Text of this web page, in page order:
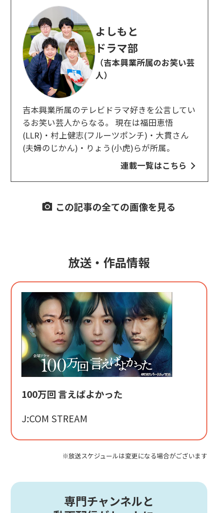
よしもと
ドラマ部
（吉本興業所属のお笑い芸
人）
吉本興業所属のテレビドラマ好きを公言してい
るお笑い芸人からなる。 現在は福田恵悟
(LLR)・村上健志(フルーツポンチ)・大貫さん
(夫婦のじかん)・りょう(小虎)らが所属。
連載一覧はこちら
この記事の全ての画像を見る
放送・作品情報
100万回 言えばよかった
J:COM STREAM
※放送スケジュールは変更になる場合がございます
専門チャンネルと